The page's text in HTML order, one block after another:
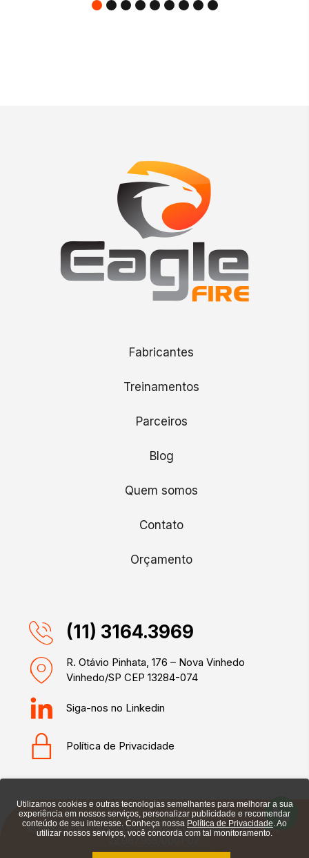
Fabricantes
Treinamentos
Parceiros
Blog
Quem somos
Contato
Orçamento
(11) 3164.3969
R. Otávio Pinhata, 176 – Nova Vinhedo
Vinhedo/SP CEP 13284-074
Siga-nos no Linkedin
Política de Privacidade
© Eagle Fire- Todos os direitos reservados 2025. CNPJ:
22.067.955/0001-07.
Utilizamos cookies e outras tecnologias semelhantes para melhorar a sua
experiência em nossos serviços, personalizar publicidade e recomendar
conteúdo de seu interesse. Conheça nossa Política de Privacidade. Ao
utilizar nossos serviços, você concorda com tal monitoramento.